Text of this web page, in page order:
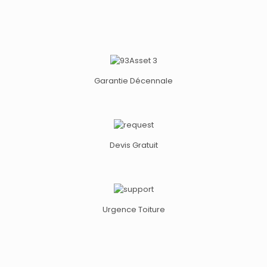
Garantie Décennale
Devis Gratuit
Urgence Toiture